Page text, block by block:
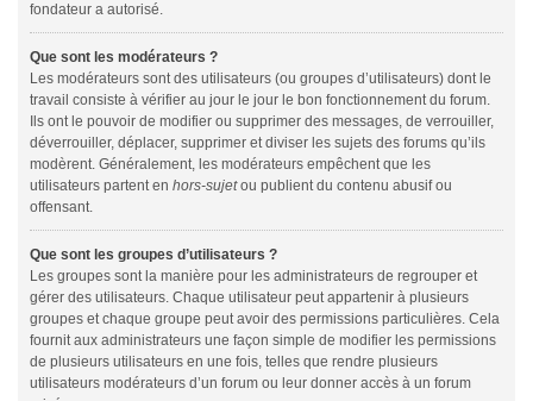
fondateur a autorisé.
Que sont les modérateurs ?
Les modérateurs sont des utilisateurs (ou groupes d’utilisateurs) dont le
travail consiste à vérifier au jour le jour le bon fonctionnement du forum.
Ils ont le pouvoir de modifier ou supprimer des messages, de verrouiller,
déverrouiller, déplacer, supprimer et diviser les sujets des forums qu’ils
modèrent. Généralement, les modérateurs empêchent que les
utilisateurs partent en hors-sujetou publient du contenu abusif ou
offensant.
Que sont les groupes d’utilisateurs ?
Les groupes sont la manière pour les administrateurs de regrouper et
gérer des utilisateurs. Chaque utilisateur peut appartenir à plusieurs
groupes et chaque groupe peut avoir des permissions particulières. Cela
fournit aux administrateurs une façon simple de modifier les permissions
de plusieurs utilisateurs en une fois, telles que rendre plusieurs
utilisateurs modérateurs d’un forum ou leur donner accès à un forum